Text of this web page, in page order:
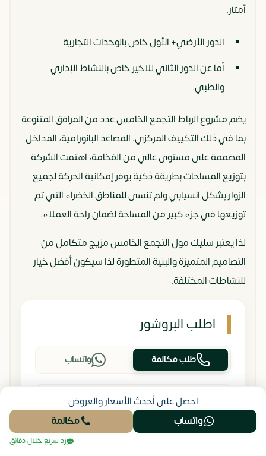
أمتار.
الدور الأرضي+ الأول خاص بالوحدات التجارية
أما عن الدور الثاني للاخير خاص بالنشاط الإداري
والطبي.
يضم مشروع الرباط التجمع الخامس عدد من المرافق المتنوعة
بما في ذلك التكييف المركزي، المصاعد البانورامية، المداخل
المصممة على مستوى عالي من الفخامة، اهتمت الشركة
بتوزيع المساحات بطريقة ذكية يوفر إمكانية الحركة لجميع
الزوار بشكل انسيابي ولم تنسى للمناطق الخضراء التي تم
توزيعها في جزء كبير من المساحة لضمان راحة العملاء.
لذا يعتبر سليك مول التجمع الخامس مزيج متكامل من
التصاميم المتميزة والبنية المتطورة لذا سيكون أفضل خيار
للنشاطات المختلفة.
اطلب البروشور
طلب مكالمة واتساب
احصل على أحدث الأسعار والعروض
واتساب
مكالمة
رد سريع خلال دقائق